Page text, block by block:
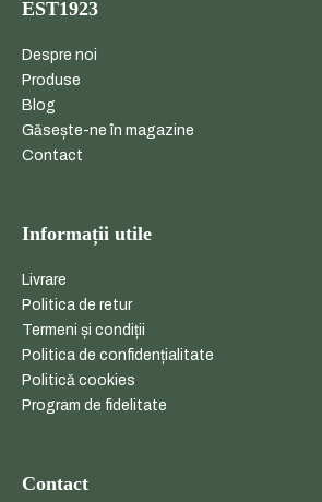
EST1923
Despre noi
Produse
Blog
Găsește-ne în magazine
Contact
Informații utile
Livrare
Politica de retur
Termeni și condiții
Politica de confidențialitate
Politică cookies
Program de fidelitate
Contact